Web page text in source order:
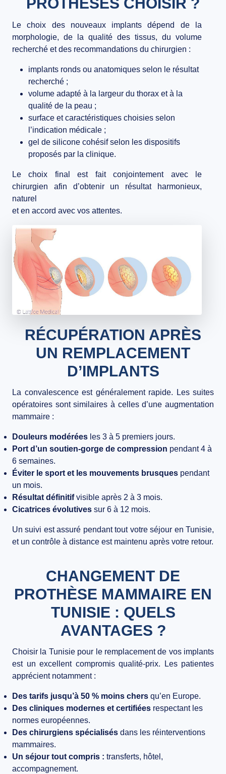
Le choix des nouveaux implants dépend de la
morphologie, de la qualité des tissus, du volume
recherché et des recommandations du chirurgien :
implants ronds ou anatomiques selon le résultat
recherché ;
volume adapté à la largeur du thorax et à la
qualité de la peau ;
surface et caractéristiques choisies selon
l’indication médicale ;
gel de silicone cohésif selon les dispositifs
proposés par la clinique.
Le choix final est fait conjointement avec le
chirurgien afin d’obtenir un résultat harmonieux,
naturel
et en accord avec vos attentes.
RÉCUPÉRATION APRÈS
UN REMPLACEMENT
D’IMPLANTS
La convalescence est généralement rapide. Les suites
opératoires sont similaires à celles d’une augmentation
mammaire :
Douleurs modérées les 3 à 5 premiers jours.
Port d’un soutien-gorge de compression pendant 4 à
6 semaines.
Éviter le sport et les mouvements brusques pendant
un mois.
Résultat définitifvisible après 2 à 3 mois.
Cicatrices évolutives sur 6 à 12 mois.
Un suivi est assuré pendant tout votre séjour en Tunisie,
et un contrôle à distance est maintenu après votre retour.
CHANGEMENT DE
PROTHÈSE MAMMAIRE EN
TUNISIE : QUELS
AVANTAGES ?
Choisir la Tunisie pour le remplacement de vos implants
est un excellent compromis qualité-prix. Les patientes
apprécient notamment :
Des tarifs jusqu’à 50 % moins chers qu’en Europe.
Des cliniques modernes et certifiées respectant les
normes européennes.
Des chirurgiens spécialisés dans les réinterventions
mammaires.
Un séjour tout compris : transferts, hôtel,
accompagnement.